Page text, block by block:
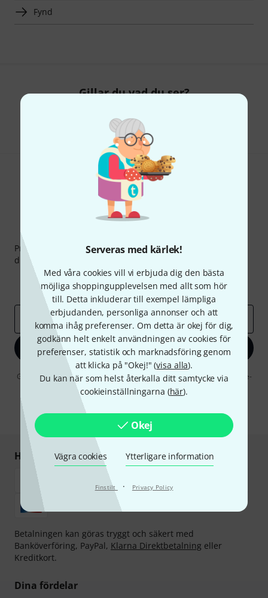
Serveras med kärlek!
Med våra cookies vill vi erbjuda dig den bästa
möjliga shoppingupplevelsen med allt som hör
till. Detta inkluderar till exempel lämpliga
erbjudanden, personliga annonser och att
komma ihåg preferenser. Om detta är okej för dig,
godkänn helt enkelt användningen av cookies för
preferenser, statistik och marknadsföring genom
att klicka på "Okej!" (visa alla).
Du kan när som helst återkalla ditt samtycke via
cookieinställningarna (här).
Okej
Vägra cookies Ytterligare information
Finstilt · Privacy Policy
Fynd
Gillar du vad du ser?
Hjälp & Feedback
Prenumererar på Thomanns Nyhetsbrev på engelska och
du kan med lite tur vinna en
Inspirerande inlägg
Erbjudanden
Thomann Insikter
E-postadress*
Registrera dig nu
Genom att klicka på "Registrera dig nu" samtycker jag till att ta emot e-
postreklam. Avregistrering är möjlig när som helst. Du finner mer
information om nyhetsbrevet i vår sekretesspolicy
* Nödvändig
Handla och betala säkert
Betalningen kan göras tryggt och säkert med
Banköverföring, PayPal, Klarna Direktbetalning eller
Kreditkort.
Dina fördelar